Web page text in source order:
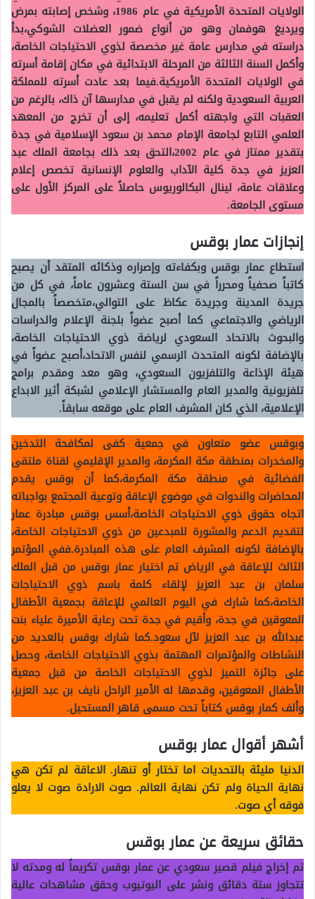
الولايات المتحدة الأمريكية في عام 1986، وشخص إصابته بمرض
ويرديغ هوفمان وهو من أنواع ضمور العضلات الشوكي،بدأ
دراسته في مدارس عامة غير مخصصة لذوي الاحتياجات الخاصة،
وأكمل السنة الثالثة من المرحلة الابتدائية في مكان إقامة أسرته
في الولايات المتحدة الأمريكية.فيما بعد عادت أسرته للمملكة
العربية السعودية ولكنه لم يقبل في مدارسها آن ذاك، بالرغم من
العقبات التي واجهته أكمل تعليمه، إلى أن تخرج من المعهد
العلمي التابع لجامعة الإمام محمد بن سعود الإسلامية في جدة
بتقدير ممتاز في عام 2002،التحق بعد ذلك بجامعة الملك عبد
العزيز في جدة كلية الآداب والعلوم الإنسانية تخصص إعلام
وعلاقات عامة، لينال البكالوريوس حاصلاً على المركز الأول على
مستوى الجامعة.
إنجازات عمار بوقس
استطاع عمار بوقس وبكفاءته وإصراره وذكائه المتقد أن يصبح
كاتباً صحفياً ومحرراً في سن الستة وعشرون عاماً، في كل من
جريدة المدينة وجريدة عكاظ على التوالي،متخصصاً بالمجال
الرياضي والاجتماعي كما أصبح عضواً بلجنة الإعلام والدراسات
والبحوث بالاتحاد السعودي لرياضة ذوي الاحتياجات الخاصة،
بالإضافة لكونه المتحدث الرسمي لنفس الاتحاد،أصبح عضواً في
هيئة الإذاعة والتلفزيون السعودي، وهو معد ومقدم برامج
تلفزيونية والمدير العام والمستشار الإعلامي لشبكة أثير الابداع
الإعلامية، الذي كان المشرف العام على موقعه سابقاً.
وبوقس عضو متعاون في جمعية كفى لمكافحة التدخين
والمخدرات بمنطقة مكة المكرمة، والمدير الإقليمي لقناة ملتقى
الفضائية في منطقة مكة المكرمة،كما أن بوقس يقدم
المحاضرات والندوات في موضوع الإعاقة وتوعية المجتمع بواجباته
اتجاه حقوق ذوي الاحتياجات الخاصة،أسس بوقس مبادرة عمار
لتقديم الدعم والمشورة للمبدعين من ذوي الاحتياجات الخاصة،
بالإضافة لكونه المشرف العام على هذه المبادرة.ففي المؤتمر
الثالث للإعاقة في الرياض تم اختيار عمار بوقس من قبل الملك
سلمان بن عبد العزيز لإلقاء كلمة باسم ذوي الاحتياجات
الخاصة،كما شارك في اليوم العالمي للإعاقة بجمعية الأطفال
المعوقين في جدة، وأقيم في جدة تحت رعاية الأميرة علياء بنت
عبدالله بن عبد العزيز لآل سعود.كما شارك بوقس بالعديد من
النشاطات والمؤتمرات المهتمة بذوي الاحتياجات الخاصة، وحصل
على جائزة التميز لذوي الاحتياجات الخاصة من قبل جمعية
الأطفال المعوقين، وقدمها له الأمير الراحل نايف بن عبد العزيز،
وألف كمار بوقس كتاباً تحت مسمى قاهر المستحيل.
أشهر أقوال عمار بوقس
الدنيا مليئة بالتحديات اما تختار أو تنهار. الاعاقة لم تكن هي
نهاية الحياة ولم تكن نهاية العالم. صوت الارادة صوت لا يعلو
فوقه أي صوت.
حقائق سريعة عن عمار بوقس
تم إخراج فيلم قصير سعودي عن عمار بوقس تكريماً له ومدته لا
تتجاوز ستة دقائق ونشر على اليوتيوب وحقق مشاهدات عالية